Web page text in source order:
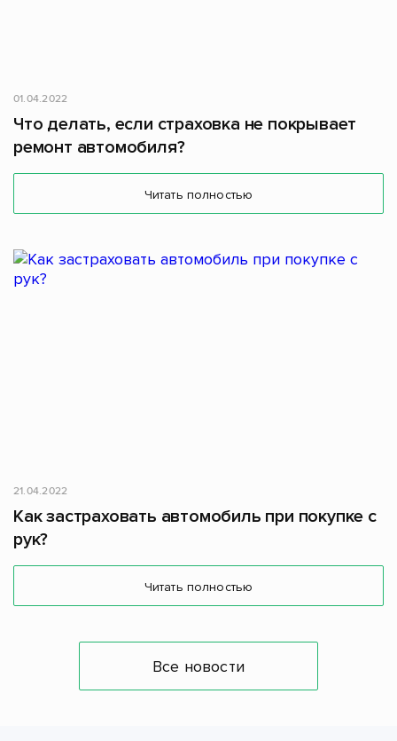
01.04.2022
Что делать, если страховка не покрывает
ремонт автомобиля?
Читать полностью
21.04.2022
Как застраховать автомобиль при покупке с
рук?
Читать полностью
Все новости